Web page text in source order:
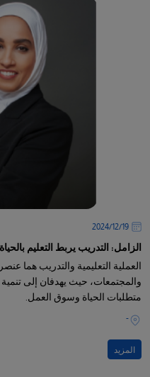
19‏/12‏/2024
الزامل: التدريب يربط التعليم
العملية التعليمية والتدريب هما
والمجتمعات، حيث يهدفان إلى تنمية
متطلبات الحياة وسوق العمل.
-
المزيد